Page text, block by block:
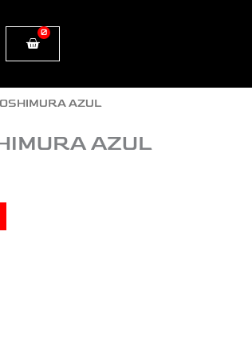
0
Cart
AZUL
AZUL